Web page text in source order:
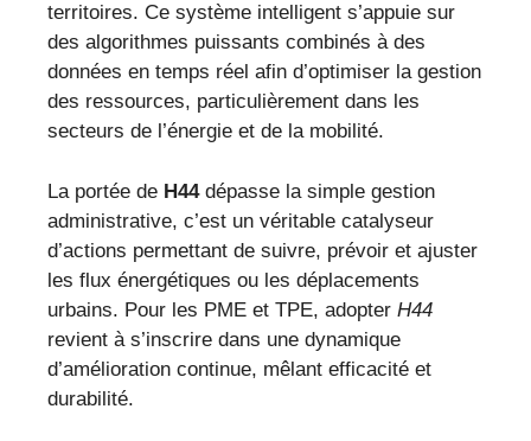
territoires. Ce système intelligent s’appuie sur
des algorithmes puissants combinés à des
données en temps réel afin d’optimiser la gestion
des ressources, particulièrement dans les
secteurs de l’énergie et de la mobilité.
La portée de H44dépasse la simple gestion
administrative, c’est un véritable catalyseur
d’actions permettant de suivre, prévoir et ajuster
les flux énergétiques ou les déplacements
urbains. Pour les PME et TPE, adopter H44
revient à s’inscrire dans une dynamique
d’amélioration continue, mêlant efficacité et
durabilité.